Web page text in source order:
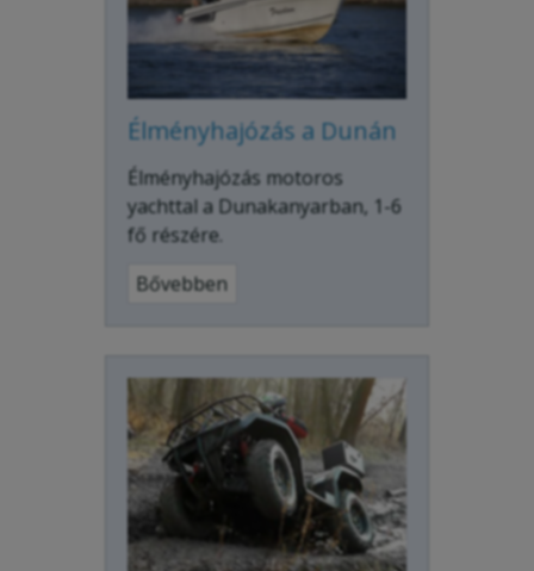
Élményhajózás a Dunán
Élményhajózás motoros
yachttal a Dunakanyarban, 1-6
fő részére.
Bővebben